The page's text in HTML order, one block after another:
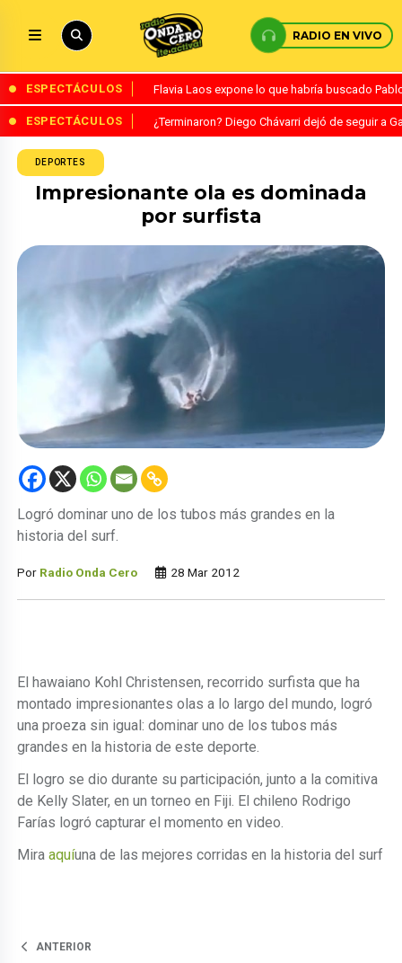
RADIO EN VIVO
ESPECTÁCULOS Flavia Laos expone lo que habría buscado
ESPECTÁCULOS ¿Terminaron? Diego Chávarri dejó de seguir a
DEPORTES
Impresionante ola es dominada
por surfista
Logró dominar uno de los tubos más grandes en la
historia del surf.
Por Radio Onda Cero 28 Mar 2012
El hawaiano Kohl Christensen, recorrido surfista que ha
montado impresionantes olas a lo largo del mundo, logró
una proeza sin igual: dominar uno de los tubos más
grandes en la historia de este deporte.
El logro se dio durante su participación, junto a la comitiva
de Kelly Slater, en un torneo en Fiji. El chileno Rodrigo
Farías logró capturar el momento en video.
Miraaquíuna de las mejores corridas en la historia del surf
ANTERIOR